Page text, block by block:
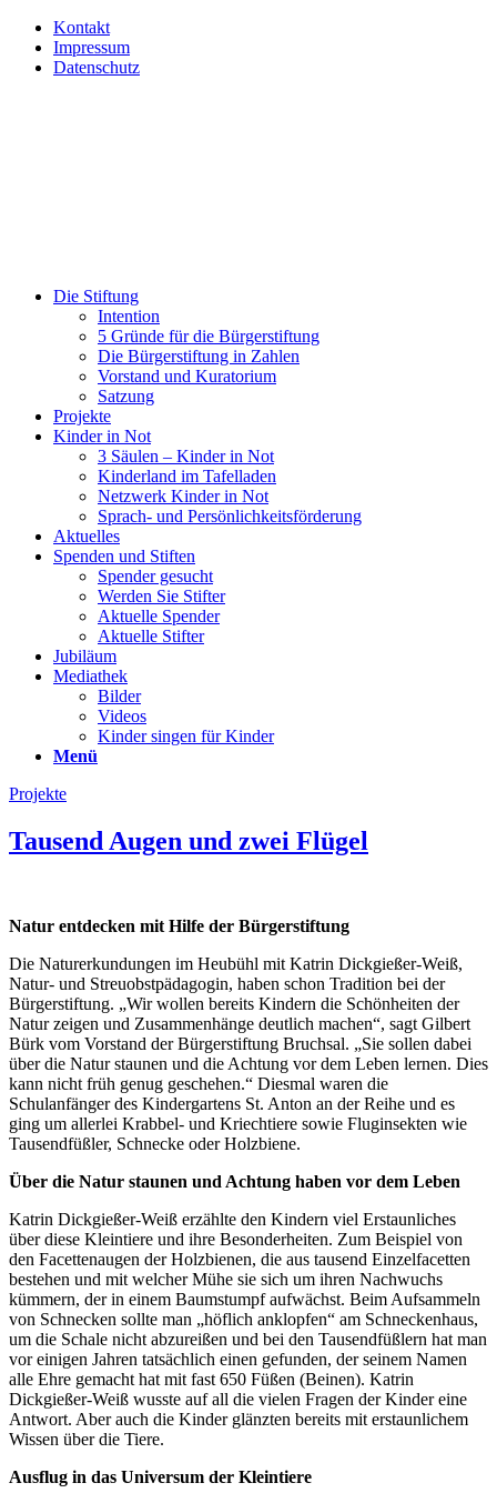
Kontakt
Impressum
Datenschutz
Die Stiftung
Intention
5 Gründe für die Bürgerstiftung
Die Bürgerstiftung in Zahlen
Vorstand und Kuratorium
Satzung
Projekte
Kinder in Not
3 Säulen – Kinder in Not
Kinderland im Tafelladen
Netzwerk Kinder in Not
Sprach- und Persönlichkeits­förderung
Aktuelles
Spenden und Stiften
Spender gesucht
Werden Sie Stifter
Aktuelle Spender
Aktuelle Stifter
Jubiläum
Mediathek
Bilder
Videos
Kinder singen für Kinder
Menü
Projekte
Tausend Augen und zwei Flügel
Natur entdecken mit Hilfe der Bürgerstiftung
Die Naturerkundungen im Heubühl mit Katrin Dickgießer-Weiß,
Natur- und Streuobstpädagogin, haben schon Tradition bei der
Bürgerstiftung. „Wir wollen bereits Kindern die Schönheiten der
Natur zeigen und Zusammenhänge deutlich machen“, sagt Gilbert
Bürk vom Vorstand der Bürgerstiftung Bruchsal. „Sie sollen dabei
über die Natur staunen und die Achtung vor dem Leben lernen. Dies
kann nicht früh genug geschehen.“ Diesmal waren die
Schulanfänger des Kindergartens St. Anton an der Reihe und es
ging um allerlei Krabbel- und Kriechtiere sowie Fluginsekten wie
Tausendfüßler, Schnecke oder Holzbiene.
Über die Natur staunen und Achtung haben vor dem Leben
Katrin Dickgießer-Weiß erzählte den Kindern viel Erstaunliches
über diese Kleintiere und ihre Besonderheiten. Zum Beispiel von
den Facettenaugen der Holzbienen, die aus tausend Einzelfacetten
bestehen und mit welcher Mühe sie sich um ihren Nachwuchs
kümmern, der in einem Baumstumpf aufwächst. Beim Aufsammeln
von Schnecken sollte man „höflich anklopfen“ am Schneckenhaus,
um die Schale nicht abzureißen und bei den Tausendfüßlern hat man
vor einigen Jahren tatsächlich einen gefunden, der seinem Namen
alle Ehre gemacht hat mit fast 650 Füßen (Beinen). Katrin
Dickgießer-Weiß wusste auf all die vielen Fragen der Kinder eine
Antwort. Aber auch die Kinder glänzten bereits mit erstaunlichem
Wissen über die Tiere.
Ausflug in das Universum der Kleintiere